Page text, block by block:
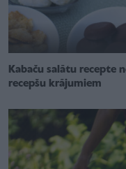
Kabaču salātu recepte
recepšu krājumiem